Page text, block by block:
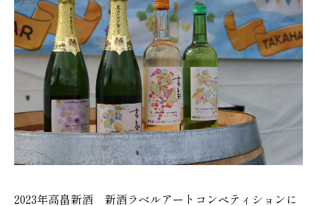
2023年高畠新酒 新酒ラベルアートコンペティションに